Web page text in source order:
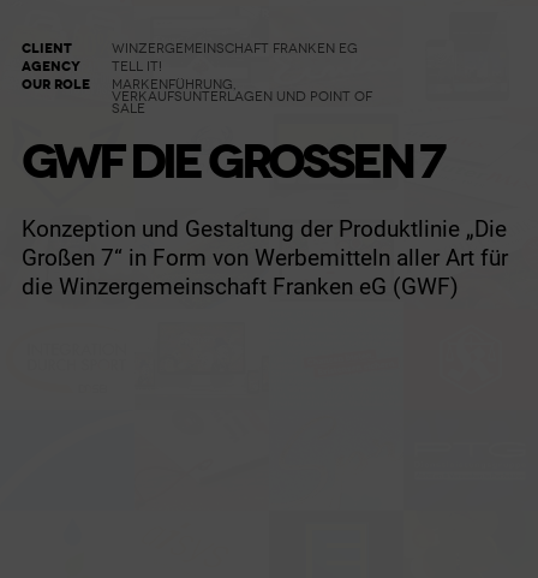
CLIENT
WINZERGEMEINSCHAFT FRANKEN EG
AGENCY
TELL IT!
OUR ROLE
MARKENFÜHRUNG,
VERKAUFSUNTERLAGEN UND POINT OF
SALE
GWF DIE GROSSEN 7
Konzeption und Gestaltung der Produktlinie „Die
Großen 7“ in Form von Werbemitteln aller Art für
die Winzergemeinschaft Franken eG (GWF)